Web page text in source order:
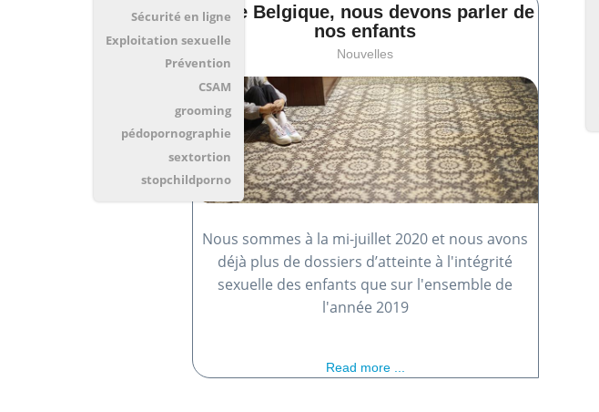
Chère Belgique, nous devons parler de
nos enfants
Nouvelles
Sécurité en ligne
Exploitation sexuelle
Prévention
CSAM
grooming
pédopornographie
sextortion
stopchildporno
Nous sommes à la mi-juillet 2020 et nous avons
déjà plus de dossiers d’atteinte à l'intégrité
sexuelle des enfants que sur l'ensemble de
l'année 2019
Read more ...